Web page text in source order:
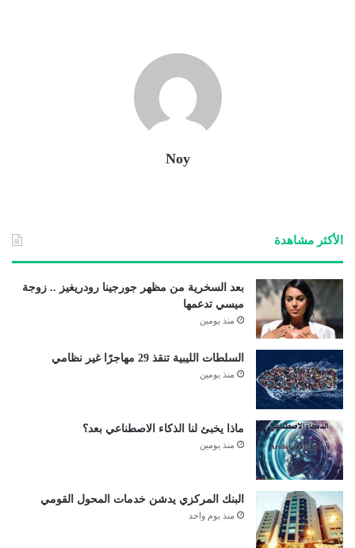
Noy
الأكثر مشاهدة
بعد السخرية من مظهر جورجينا رودريغيز .. زوجة
ميسي تدعمها
منذ يومين
السلطات الليبية تنقذ 29 مهاجرًا غير نظامي
منذ يومين
ماذا يخبئ لنا الذكاء الاصطناعي بعد؟
منذ يومين
البنك المركزي يدشن خدمات المحول القومي
منذ يوم واحد